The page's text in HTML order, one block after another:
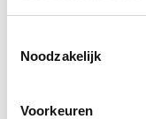
Noodzakelijk
Voorkeuren